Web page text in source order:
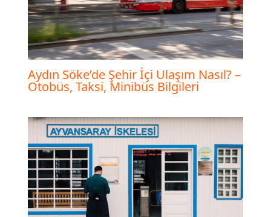
Aydın Söke’de Şehir İçi Ulaşım Nasıl? –
Otobüs, Taksi, Minibüs Bilgileri